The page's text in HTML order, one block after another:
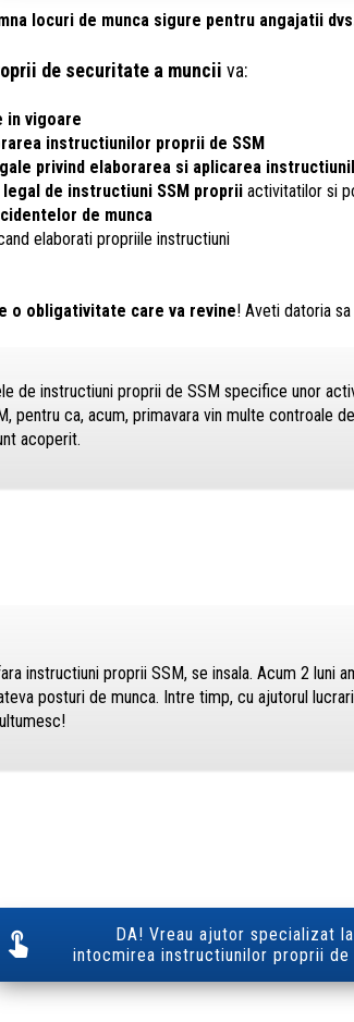
locuri de munca sigure pentru angajatii
de securitate a muncii va:
vigoare
instructiunilor proprii de SSM
privind elaborarea si aplicarea
de instructiuni SSM proprii activitatilor si
de munca
elaborati propriile instructiuni
o obligativitate care va revine! Aveti datoria
de instructiuni proprii de SSM specifice unor
pentru ca, acum, primavara vin multe controale
acoperit.
instructiuni proprii SSM, se insala. Acum 2 luni
posturi de munca. Intre timp, cu ajutorul
DA! Vreau ajutor specializat la
intocmirea instructiunilor proprii de